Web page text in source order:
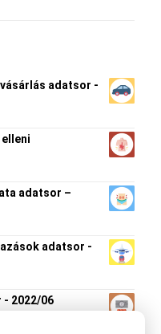
adatsor -
adatsor –
adatsor -
2022/06